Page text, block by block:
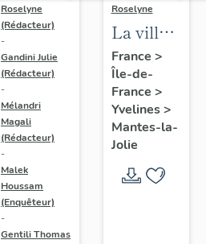
Roselyne
(Rédacteur)
-
Gandini Julie
(Rédacteur)
-
Mélandri
Magali
(Rédacteur)
-
Malek
Houssam
(Enquêteur)
-
Gentili Thomas
Roselyne
La ville
de
Mantes-
la-Jolie
France >
Île-de-
France >
Yvelines>
Mantes-la-
Jolie